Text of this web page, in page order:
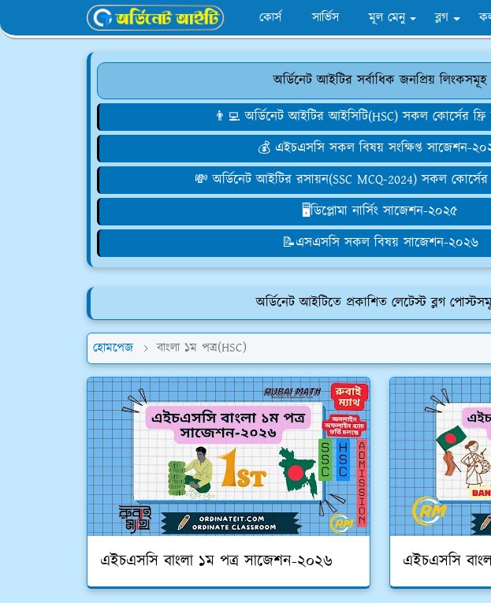
কোর্স সার্ভিস মূল মেনু ব্লগ
অর্ডিনেট আইটির সর্বাধিক জনপ্রিয় লিংকসমূহ
👨‍💻 অর্ডিনেট আইটির আইসিটি(HSC) সকল কোর্সের
💰 এইচএসসি সকল বিষয় সংক্ষিপ্ত সাজেশন-
💸 অর্ডিনেট আইটির রসায়ন(SSC MCQ-2024) সকল কোর্সের
🖥️ডিপ্লোমা নার্সিং সাজেশন-২০২৫
📝এসএসসি সকল বিষয় সাজেশন-২০২৬
অর্ডিনেট আইটিতে প্রকাশিত লেটেস্ট ব্লগ
হোমপেজ বাংলা ১ম পত্র(HSC)
এইচএসসি বাংলা ১ম পত্র সাজেশন-২০২৬ এইচএসসি